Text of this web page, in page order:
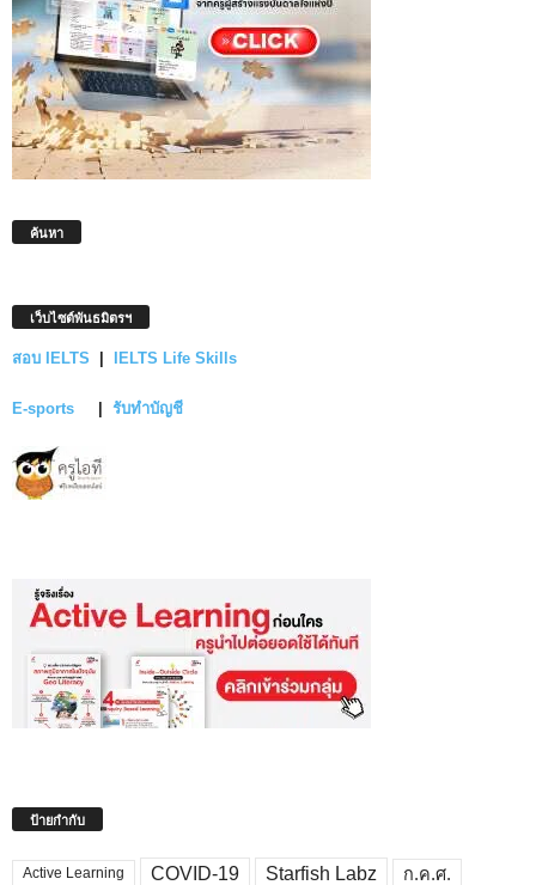
ค้นหา
เว็บไซต์พันธมิตรฯ
สอบ IELTS IELTS Life Skills
E-sports รับทำบัญชี
ป้ายกำกับ
Active Learning COVID-19 Starfish Labz ก.ค.ศ.